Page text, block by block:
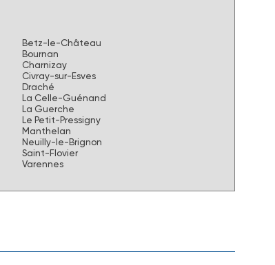
Betz-le-Château
Bournan
Charnizay
Civray-sur-Esves
Draché
La Celle-Guénand
La Guerche
Le Petit-Pressigny
Manthelan
Neuilly-le-Brignon
Saint-Flovier
Varennes